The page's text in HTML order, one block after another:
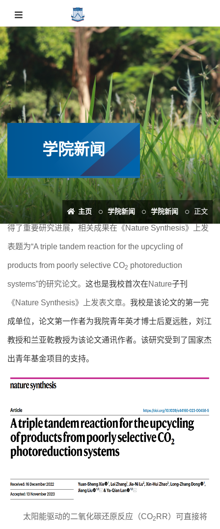
学院新闻
主页 学院新闻 学院新闻 正文
我院刘江教授/兰亚乾教授团队在《Nature
Synthesis》上发表重要研究成果
华南师范大学化学学院
2024-01-05 14:53:00
近日，我院刘江教授/兰亚乾教授团队在光催化领域取
得了重要研究进展，相关成果在《Nature Synthesis》上发
表题为“A triple tandem reaction for the upcycling of
products from poorly selective CO2 photoreduction
systems”的研究论文。 这也是我校首次在Nature子刊
《Nature Synthesis》上发表文章。 我校是该论文的第一完
成单位，论文第一作者为我院青年英才博士后夏远胜，刘江
教授和兰亚乾教授为该论文通讯作者。该研究受到了国家杰
出青年基金项目的支持。
太阳能驱动的二氧化碳还原反应（CO2 RR）可直接将